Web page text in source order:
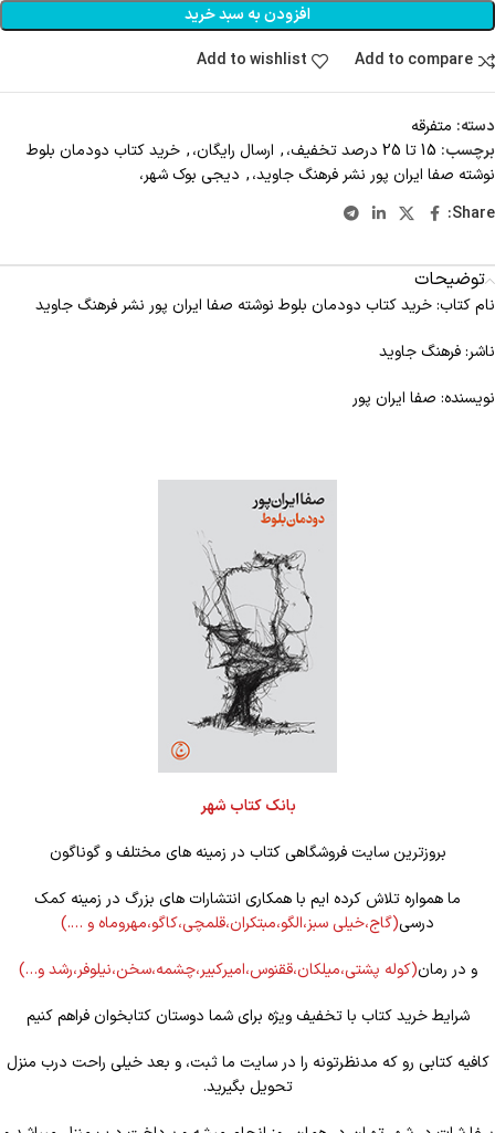
افزودن به سبد خرید
Add to compare
Add to wishlist
دسته: متفرقه
برچسب: 15 تا 25 درصد تخفیف، , ارسال رایگان،, خرید کتاب دودمان بلوط
نوشته صفا ایران پور نشر فرهنگ جاوید،, دیجی بوک شهر،
Share:
توضیحات
نام کتاب: خرید کتاب دودمان بلوط نوشته صفا ایران پور نشر فرهنگ جاوید
ناشر: فرهنگ جاوید
نویسنده: صفا ایران پور
بانک کتاب شهر
بروزترین سایت فروشگاهی کتاب در زمینه های مختلف و گوناگون
ما همواره تلاش کرده ایم با همکاری انتشارات های بزرگ در زمینه کمک
درسی(گاج،خیلی سبز،الگو،مبتکران،قلمچی،کاگو،مهروماه و ….)
و در رمان(کوله پشتی،میلکان،ققنوس،امیرکبیر،چشمه،سخن،نیلوفر،رشد و…)
شرایط خرید کتاب با تخفیف ویژه برای شما دوستان کتابخوان فراهم کنیم
کافیه کتابی رو که مدنظرتونه را در سایت ما ثبت، و بعد خیلی راحت درب منزل
تحویل بگیرید.